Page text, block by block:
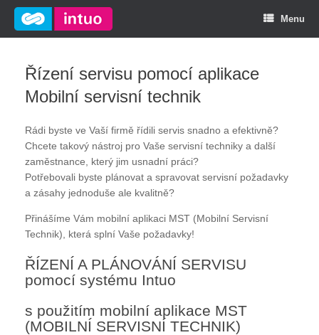
Menu
Řízení servisu pomocí aplikace
Mobilní servisní technik
Rádi byste ve Vaší firmě řídili servis snadno a efektivně?
Chcete takový nástroj pro Vaše servisní techniky a další
zaměstnance, který jim usnadní práci?
Potřebovali byste plánovat a spravovat servisní požadavky
a zásahy jednoduše ale kvalitně?
Přinášíme Vám mobilní aplikaci MST (Mobilní Servisní
Technik), která splní Vaše požadavky!
ŘÍZENÍ A PLÁNOVÁNÍ SERVISU
pomocí systému Intuo
s použitím mobilní aplikace MST
(MOBILNÍ SERVISNÍ TECHNIK)